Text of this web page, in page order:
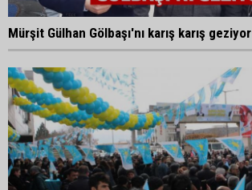
Mürşit Gülhan Gölbaşı'nı karış karış geziyor